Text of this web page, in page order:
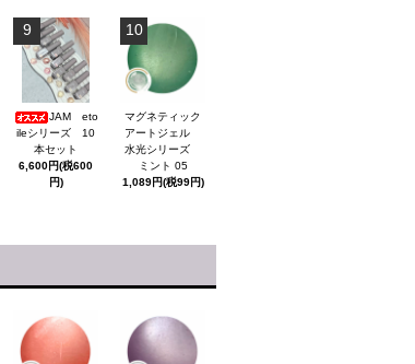
9
JAM eto
ileシリーズ 10
本セット
6,600円(税600
円)
10
マグネティック
アートジェル
水光シリーズ
ミント 05
1,089円(税99円)